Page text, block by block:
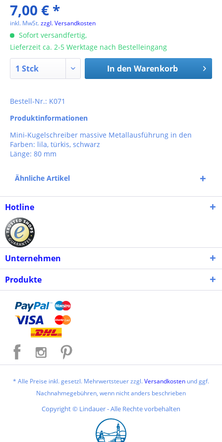
7,00 € *
inkl. MwSt.zzgl. Versandkosten
Sofort versandfertig,
Lieferzeit ca. 2-5 Werktage nach Bestelleingang
In den Warenkorb
Bestell-Nr.: K071
Produktinformationen
Mini-Kugelschreiber massive Metallausführung in den
Farben: lila, türkis, schwarz
Länge: 80 mm
Ähnliche Artikel
Hotline
Unternehmen
Produkte
* Alle Preise inkl. gesetzl. Mehrwertsteuer zzgl.Versandkosten und ggf.
Nachnahmegebühren, wenn nicht anders beschrieben
Copyright © Lindauer - Alle Rechte vorbehalten